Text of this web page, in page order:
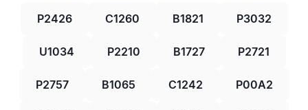
P2426 C1260 B1821 P3032
U1034 P2210 B1727 P2721
P2757 B1065 C1242 P00A2